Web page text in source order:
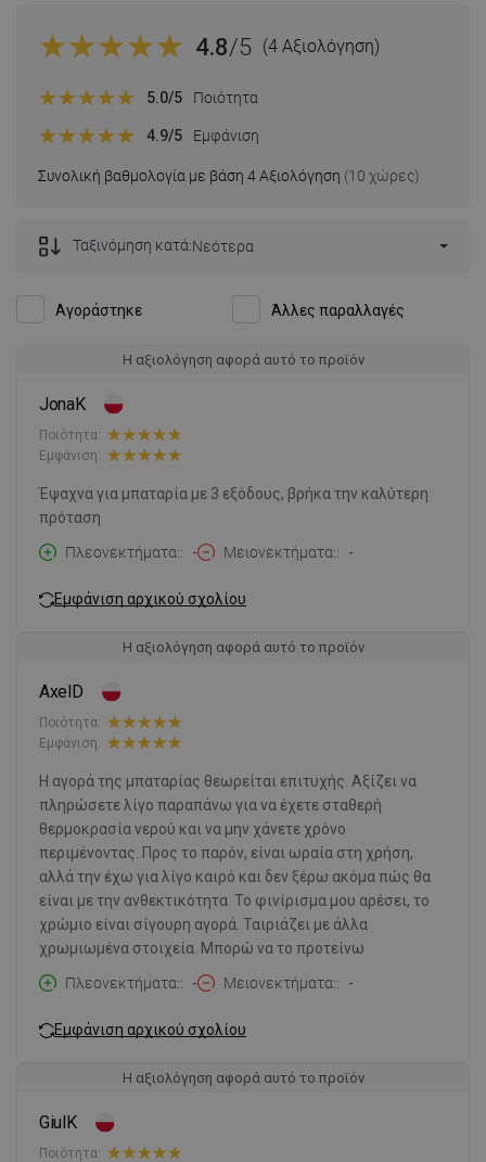
4.8/5 (4 Αξιολόγηση)
Συνολική βαθμολογία με βάση 4 Αξιολόγηση (10 χώρες)
5.0/5 Ποιότητα
4.9/5 Εμφάνιση
Αγοράστηκε Άλλες παραλλαγές
Ταξινόμηση κατά:Νεότερα
Η αξιολόγηση αφορά αυτό το προϊόν
JonaK
Ποιότητα:
Εμφάνιση:
Έψαχνα για μπαταρία με 3 εξόδους, βρήκα την καλύτερη
πρόταση
Πλεονεκτήματα:
- Μειονεκτήματα: -
Εμφάνιση αρχικού σχολίου
Η αξιολόγηση αφορά αυτό το προϊόν
AxelD
Ποιότητα:
Εμφάνιση:
Η αγορά της μπαταρίας θεωρείται επιτυχής. Αξίζει να
πληρώσετε λίγο παραπάνω για να έχετε σταθερή
θερμοκρασία νερού και να μην χάνετε χρόνο
περιμένοντας. Προς το παρόν, είναι ωραία στη χρήση,
αλλά την έχω για λίγο καιρό και δεν ξέρω ακόμα πώς θα
είναι με την ανθεκτικότητα. Το φινίρισμα μου αρέσει, το
χρώμιο είναι σίγουρη αγορά. Ταιριάζει με άλλα
χρωμιωμένα στοιχεία. Μπορώ να το προτείνω
Πλεονεκτήματα:
- Μειονεκτήματα: -
Εμφάνιση αρχικού σχολίου
Η αξιολόγηση αφορά αυτό το προϊόν
GiulK
Ποιότητα: